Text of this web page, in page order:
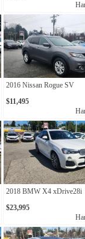
2016 Nissan Rogue SV
$11,495
2018 BMW X4 xDrive28i
$23,995